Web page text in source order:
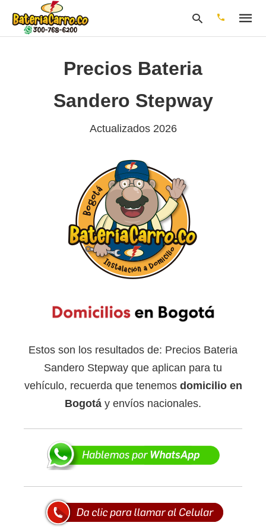
Precios Bateria
Sandero Stepway
Actualizados 2026
Estos son los resultados de: Precios Bateria
Sandero Stepway que aplican para tu
vehículo, recuerda que tenemos domicilio en
Bogotá y envíos nacionales.